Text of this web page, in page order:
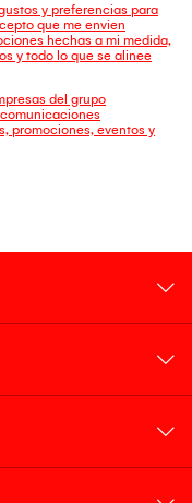
y preferencias para
que me envien
hechas a mi medida,
y todo lo que se alinee
del grupo
promociones, eventos y